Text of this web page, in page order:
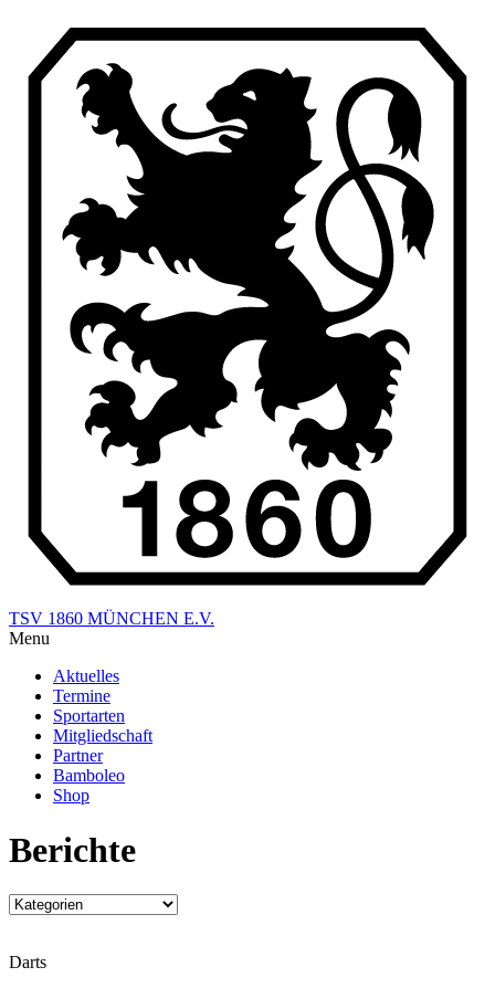
TSV 1860 MÜNCHEN E.V.
Menu
Aktuelles
Termine
Sportarten
Mitgliedschaft
Partner
Bamboleo
Shop
Berichte
Darts